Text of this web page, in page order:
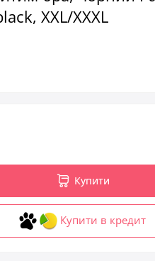
XXL/XXXL
Купити
Купити в кредит